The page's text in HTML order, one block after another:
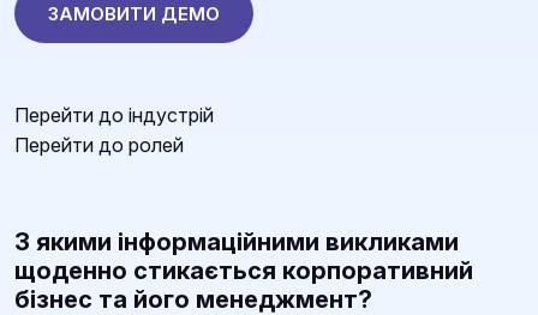
ЗАМОВИТИ ДЕМО
Перейти до індустрій
Перейти до ролей
З якими інформаційними викликами
щоденно стикається корпоративний
бізнес та його менеджмент?